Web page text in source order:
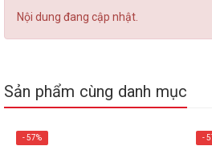
Nội dung đang cập nhật.
Sản phẩm cùng danh mục
- 57% -